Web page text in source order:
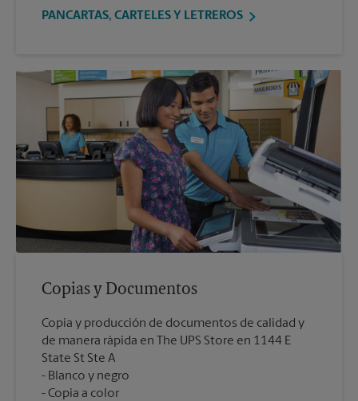
PANCARTAS, CARTELES Y LETREROS
Copias y Documentos
Copia y producción de documentos de calidad y
de manera rápida en The UPS Store en 1144 E
State St Ste A
Blanco y negro
Copia a color